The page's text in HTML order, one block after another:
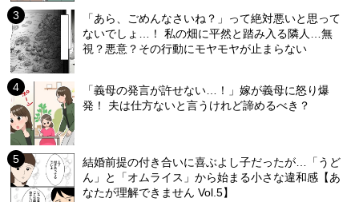
「あら、ごめんなさいね？」って絶対悪いと思って
ないでしょ…！ 私の畑に平然と踏み入る隣人…無
視？悪意？その行動にモヤモヤが止まらない
「義母の発言が許せない…！」嫁が義母に怒り爆
発！ 夫は仕方ないと言うけれど諦めるべき？
結婚前提の付き合いに喜ぶよし子だったが…「うど
ん」と「オムライス」から始まる小さな違和感【あ
なたが理解できません Vol.5】